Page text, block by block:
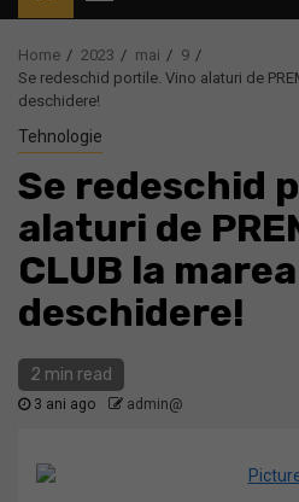
Home 2023 mai
9
Se redeschid portile. Vino alaturi de
deschidere!
Tehnologie
Se redeschid
alaturi de
CLUB la marea
deschidere!
2 min read
3 ani ago admin@